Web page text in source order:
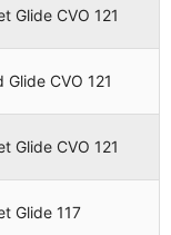
CVO 117
CVO 121
CVO 121
CVO 121
Glide CVO 121
Glide CVO 121
Glide CVO 121
Glide 117